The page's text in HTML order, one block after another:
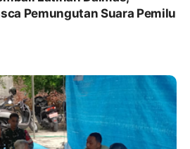
Pemungutan Suara Pemilu